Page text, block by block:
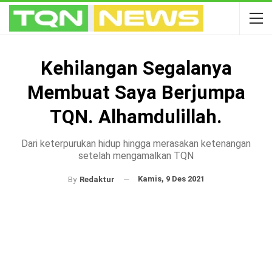
Kehilangan Segalanya
Membuat Saya Berjumpa
TQN. Alhamdulillah.
Dari keterpurukan hidup hingga merasakan ketenangan
setelah mengamalkan TQN
By Redaktur Kamis, 9 Des 2021